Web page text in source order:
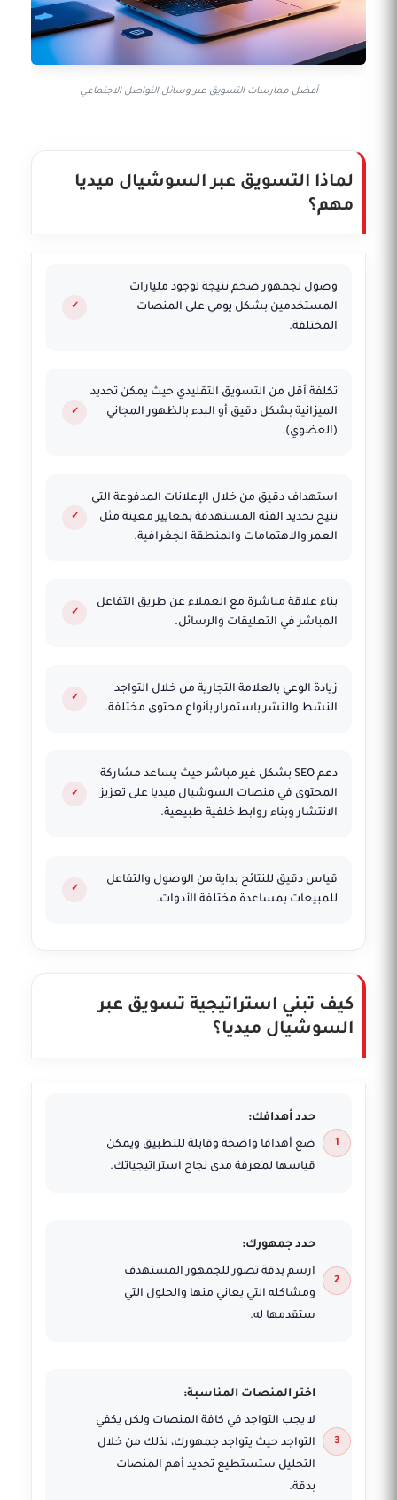
أفضل ممارسات التسويق عبر وسائل التواصل الاجتماعي
لماذا التسويق عبر السوشيال ميديا
مهم؟
وصول لجمهور ضخم نتيجة لوجود مليارات
المستخدمين بشكل يومي على المنصات
المختلفة.
تكلفة أقل من التسويق التقليدي حيث يمكن تحديد
الميزانية بشكل دقيق أو البدء بالظهور المجاني
(العضوي).
استهداف دقيق من خلال الإعلانات المدفوعة التي
تتيح تحديد الفئة المستهدفة بمعايير معينة مثل
العمر والاهتمامات والمنطقة الجغرافية.
بناء علاقة مباشرة مع العملاء عن طريق التفاعل
المباشر في التعليقات والرسائل.
زيادة الوعي بالعلامة التجارية من خلال التواجد
النشط والنشر باستمرار بأنواع محتوى مختلفة.
دعم SEO بشكل غير مباشر حيث يساعد مشاركة
المحتوى في منصات السوشيال ميديا على تعزيز
الانتشار وبناء روابط خلفية طبيعية.
قياس دقيق للنتائج بداية من الوصول والتفاعل
للمبيعات بمساعدة مختلفة الأدوات.
كيف تبني استراتيجية تسويق عبر
السوشيال ميديا؟
حدد أهدافك:
ضع أهدافا واضحة وقابلة للتطبيق ويمكن
قياسها لمعرفة مدى نجاح استراتيجياتك.
حدد جمهورك:
ارسم بدقة تصور للجمهور المستهدف
ومشاكله التي يعاني منها والحلول التي
ستقدمها له.
اختر المنصات المناسبة:
لا يجب التواجد في كافة المنصات ولكن يكفي
التواجد حيث يتواجد جمهورك، لذلك من خلال
التحليل ستستطيع تحديد أهم المنصات
بدقة.